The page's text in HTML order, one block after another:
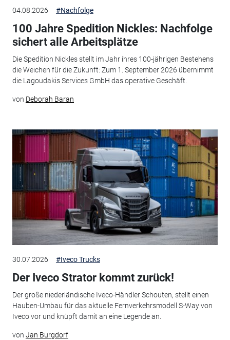
04.08.2026 #Nachfolge
100 Jahre Spedition Nickles: Nachfolge
sichert alle Arbeitsplätze
Die Spedition Nickles stellt im Jahr ihres 100-jährigen Bestehens
die Weichen für die Zukunft: Zum 1. September 2026 übernimmt
die Lagoudakis Services GmbH das operative Geschäft.
von Deborah Baran
30.07.2026 #Iveco Trucks
Der Iveco Strator kommt zurück!
Der große niederländische Iveco-Händler Schouten, stellt einen
Hauben-Umbau für das aktuelle Fernverkehrsmodell S-Way von
Iveco vor und knüpft damit an eine Legende an.
von Jan Burgdorf